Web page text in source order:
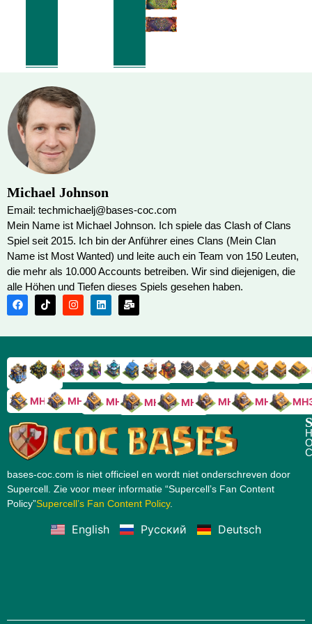
Michael Johnson
Email: techmichaelj@bases-coc.com
Mein Name ist Michael Johnson. Ich spiele das Clash of Clans
Spiel seit 2015. Ich bin der Anführer eines Clans (Mein Clan
Name ist Most Wanted) und leite auch ein Team von 150 Leuten,
die mehr als 10.000 Accounts betreiben. Wir sind diejenigen, die
alle Höhen und Tiefen dieses Spiels gesehen haben.
RH18RH17RH16RH15RH14RH13RH12RH11RH10RH9RH8RH7RH6RH5RH4
MH10 MH9 MH8 MH7 MH6 MH5 MH4
bases-coc.com is niet officieel en wordt niet onderschreven door
Supercell. Zie voor meer informatie “Supercell’s Fan Content
Policy”Supercell’s Fan Content Policy.
English Русский Deutsch